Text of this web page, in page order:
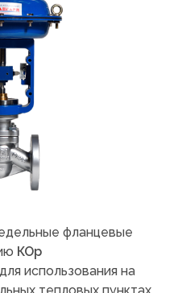
фланцевые
КОр
использования на